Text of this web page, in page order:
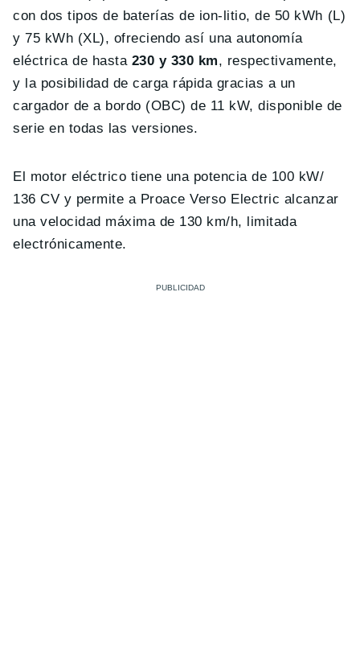
con dos tipos de baterías de ion-litio, de 50 kWh (L)
y 75 kWh (XL), ofreciendo así una autonomía
eléctrica de hasta 230 y 330 km, respectivamente,
y la posibilidad de carga rápida gracias a un
cargador de a bordo (OBC) de 11 kW, disponible de
serie en todas las versiones.
El motor eléctrico tiene una potencia de 100 kW/
136 CV y permite a Proace Verso Electric alcanzar
una velocidad máxima de 130 km/h, limitada
electrónicamente.